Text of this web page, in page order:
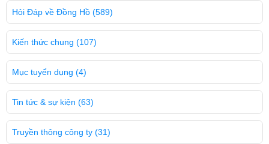
Hỏi Đáp về Đồng Hồ (589)
Kiến thức chung (107)
Mục tuyển dụng (4)
Tin tức & sự kiện (63)
Truyền thông công ty (31)